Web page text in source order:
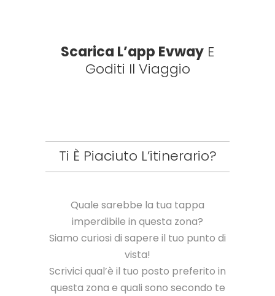
Scarica L’app Evway E
Goditi Il Viaggio
Ti È Piaciuto L’itinerario?
Quale sarebbe la tua tappa
imperdibile in questa zona?
Siamo curiosi di sapere il tuo punto di
vista!
Scrivici qual’è il tuo posto preferito in
questa zona e quali sono secondo te